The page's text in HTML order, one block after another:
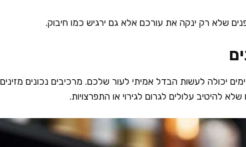
שלא רק ינקה את עורכם אלא גם ירגיש כמו חיבוק.
יכולה לעשות הבדל אמיתי לעור שלכם. מרכיבים נכונים מזינים
להיטיב עלולים לגרום לגירוי או התפרצויות.